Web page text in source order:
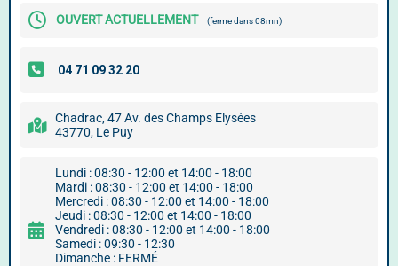
OUVERT ACTUELLEMENT (ferme dans 08mn)
Chadrac, 47 Av. des Champs Elysées
43770, Le Puy
Lundi : 08:30 - 12:00 et 14:00 - 18:00
Mardi : 08:30 - 12:00 et 14:00 - 18:00
Mercredi : 08:30 - 12:00 et 14:00 - 18:00
Jeudi : 08:30 - 12:00 et 14:00 - 18:00
Vendredi : 08:30 - 12:00 et 14:00 - 18:00
Samedi : 09:30 - 12:30
Dimanche : FERMÉ